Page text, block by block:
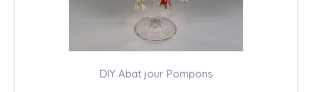
DIY Abat jour Pompons